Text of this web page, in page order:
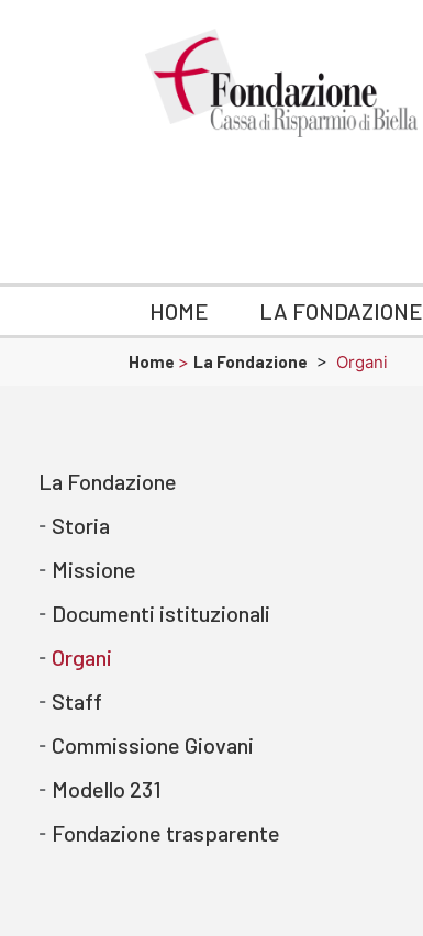
HOME LA FONDAZIONE
Home > La Fondazione > Organi
La Fondazione
Storia
Missione
Documenti istituzionali
Organi
Staff
Commissione Giovani
Modello 231
Fondazione trasparente